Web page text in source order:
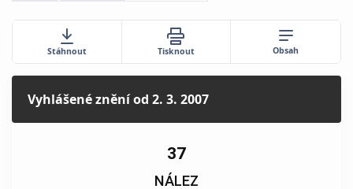
Stáhnout Tisknout Obsah
Vyhlášené zněníod 2. 3. 2007
37
NÁLEZ